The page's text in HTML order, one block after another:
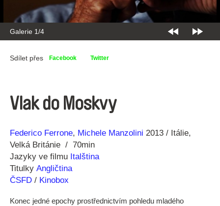
Galerie 1/4
Sdílet přes Facebook Twitter
Vlak do Moskvy
Režie
Federico Ferrone Michele Manzolini
Rok 2013
Itálie
Velká Británie
70min
Jazyky ve filmu Italština
Titulky Angličtina
ČSFD / Kinobox
Konec jedné epochy prostřednictvím pohledu mladého